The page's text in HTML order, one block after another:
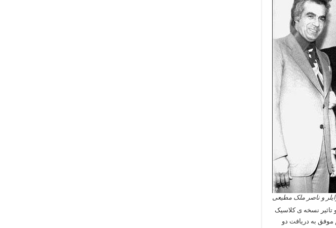
و ناصر ملک مطیعی
هیچ کدام گیرایی و تاثیر نسخه ی کلاسیک
موفق به دریافت دو